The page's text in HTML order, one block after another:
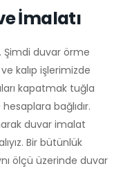
İmalatı
Şimdi duvar örme
kalıp işlerimizde
kapatmak tuğla
bağlıdır.
duvar imalat
Bir bütünlük
ölçü üzerinde duvar